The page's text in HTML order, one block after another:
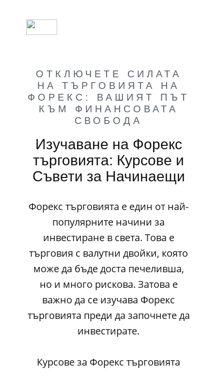
ОТКЛЮЧЕТЕ СИЛАТА
НА ТЪРГОВИЯТА НА
ФОРЕКС: ВАШИЯТ ПЪТ
КЪМ ФИНАНСОВАТА
СВОБОДА
Изучаване на Форекс
търговията: Курсове и
Съвети за Начинаещи
Форекс търговията е един от най-
популярните начини за
инвестиране в света. Това е
търговия с валутни двойки, която
може да бъде доста печеливша,
но и много рискова. Затова е
важно да се изучава Форекс
търговията преди да започнете да
инвестирате.
Курсове за Форекс търговията